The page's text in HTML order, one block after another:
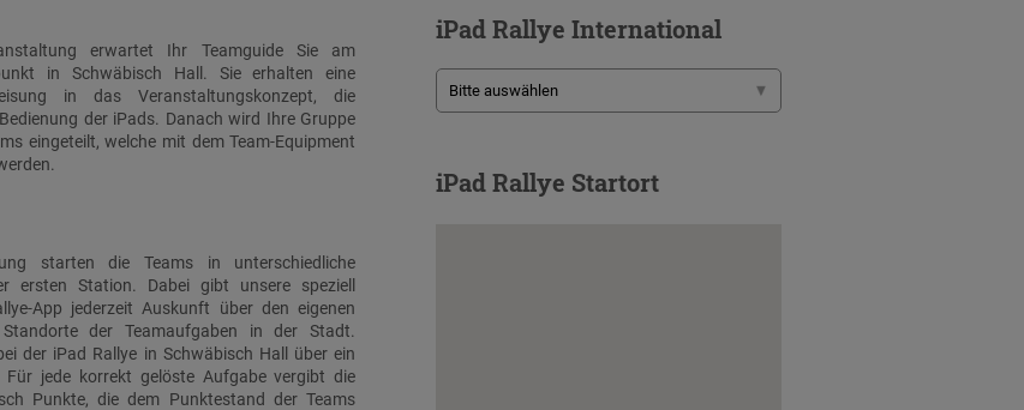
erwartet Ihr Teamguide Sie am
in Schwäbisch Hall. Sie erhalten eine
in das Veranstaltungskonzept, die
der iPads. Danach wird Ihre Gruppe
eingeteilt, welche mit dem Team-Equipment
starten die Teams in unterschiedliche
ersten Station. Dabei gibt unsere speziell
App jederzeit Auskunft über den eigenen
der Teamaufgaben in der Stadt.
der iPad Rallye in Schwäbisch Hall über ein
Für jede korrekt gelöste Aufgabe vergibt die
Punkte, die dem Punktestand der Teams
iPad Rallye International
iPad Rallye Startort